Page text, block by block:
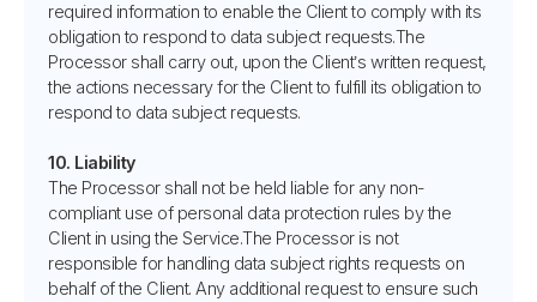
required information to enable the Client to comply with its
obligation to respond to data subject requests.The
Processor shall carry out, upon the Client’s written request,
the actions necessary for the Client to fulfill its obligation to
respond to data subject requests.
10. Liability
The Processor shall not be held liable for any non-
compliant use of personal data protection rules by the
Client in using the Service.The Processor is not
responsible for handling data subject rights requests on
behalf of the Client. Any additional request to ensure such